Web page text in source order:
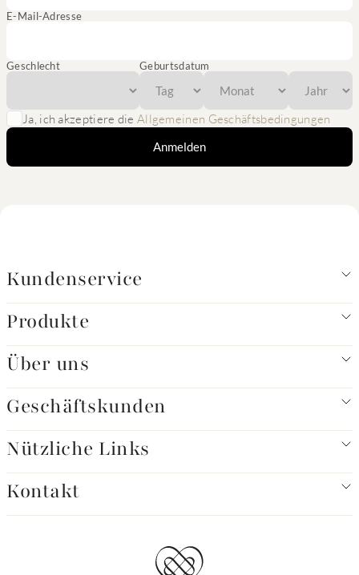
E-Mail-Adresse
Geschlecht Geburtsdatum
Ja, ich akzeptiere die Allgemeinen Geschäftsbedingungen
Anmelden
Kundenservice
Produkte
Über uns
Geschäftskunden
Nützliche Links
Kontakt